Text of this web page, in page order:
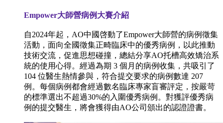
Empower大師營病例大賽介紹
自2024年起，AO中國啓動了Empower大師營的病例徵集
活動，面向全國徵集正畸臨床中的優秀病例，以此推動
技術交流，促進思想碰撞，總結分享AO托槽高效矯治系
統的使用心得。經過為期 3 個月的病例收集，共吸引了
104 位醫生熱情參與，符合提交要求的病例數達 207
例。每個病例都會經過數名臨床專家盲審評定，按嚴苛
的標準選出不超過30%的入圍優秀病例。對獲評優秀病
例的提交醫生，將會獲得由AO公司頒出的認證證書。